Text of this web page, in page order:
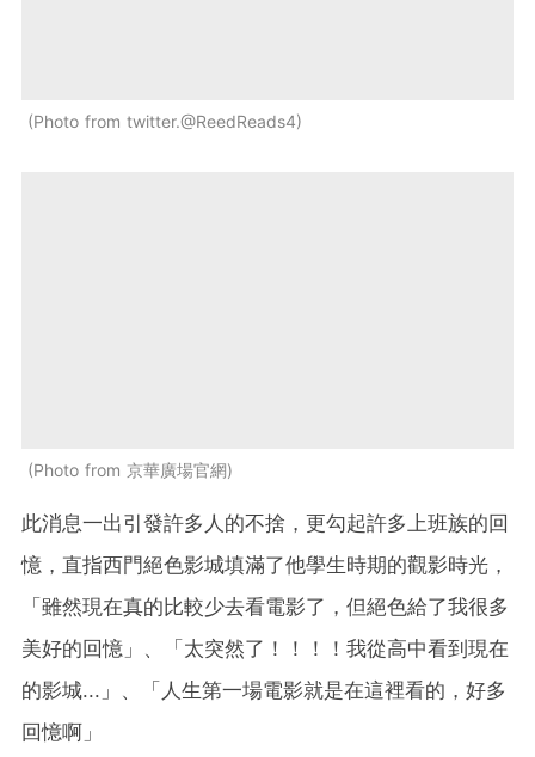
Photo from twitter.@ReedReads4
Photo from 京華廣場官網
此消息一出引發許多人的不捨，更勾起許多上班族的回
憶，直指西門絕色影城填滿了他學生時期的觀影時光，
「雖然現在真的比較少去看電影了，但絕色給了我很多
美好的回憶」、「太突然了！！！！我從高中看到現在
的影城...」、「人生第一場電影就是在這裡看的，好多
回憶啊」